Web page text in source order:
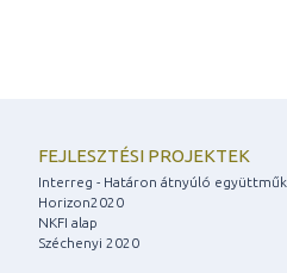
FEJLESZTÉSI PROJEKTEK
Interreg - Határon átnyúló
Horizon2020
NKFI alap
Széchenyi 2020